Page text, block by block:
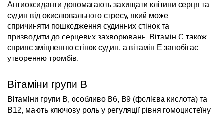
Антиоксиданти допомагають захищати клітини серця та
судин від окислювального стресу, який може
спричиняти пошкодження судинних стінок та
призводити до серцевих захворювань. Вітамін С також
сприяє зміцненню стінок судин, а вітамін Е запобігає
утворенню тромбів.
Вітаміни групи В
Вітаміни групи В, особливо В6, В9 (фолієва кислота) та
В12, мають ключову роль у регуляції рівня гомоцистеїну